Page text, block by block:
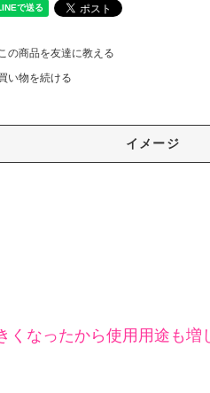
の商品を友達に教える
い物を続ける
イメージ
なったから使用用途も増